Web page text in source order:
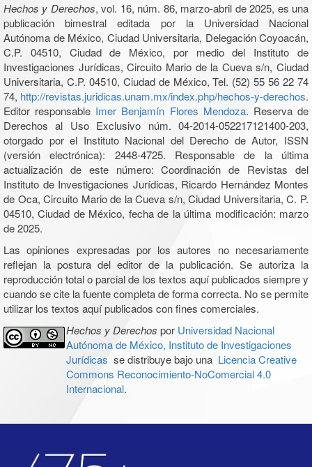
Hechos y Derechos, vol. 16, núm. 86, marzo-abril de 2025, es una
publicación bimestral editada por la Universidad Nacional
Autónoma de México, Ciudad Universitaria, Delegación Coyoacán,
C.P. 04510, Ciudad de México, por medio del Instituto de
Investigaciones Jurídicas, Circuito Mario de la Cueva s/n, Ciudad
Universitaria, C.P. 04510, Ciudad de México, Tel. (52) 55 56 22 74
74, http://revistas.juridicas.unam.mx/index.php/hechos-y-derechos.
Editor responsable Imer Benjamín Flores Mendoza. Reserva de
Derechos al Uso Exclusivo núm. 04-2014-052217121400-203,
otorgado por el Instituto Nacional del Derecho de Autor, ISSN
(versión electrónica): 2448-4725. Responsable de la última
actualización de este número: Coordinación de Revistas del
Instituto de Investigaciones Jurídicas, Ricardo Hernández Montes
de Oca, Circuito Mario de la Cueva s/n, Ciudad Universitaria, C. P.
04510, Ciudad de México, fecha de la última modificación: marzo
de 2025.
Las opiniones expresadas por los autores no necesariamente
reflejan la postura del editor de la publicación. Se autoriza la
reproducción total o parcial de los textos aquí publicados siempre y
cuando se cite la fuente completa de forma correcta. No se permite
utilizar los textos aquí publicados con fines comerciales.
Hechos y Derechos por Universidad Nacional
Autónoma de México, Instituto de Investigaciones
Jurídicas se distribuye bajo una Licencia Creative
Commons Reconocimiento-NoComercial 4.0
Internacional.